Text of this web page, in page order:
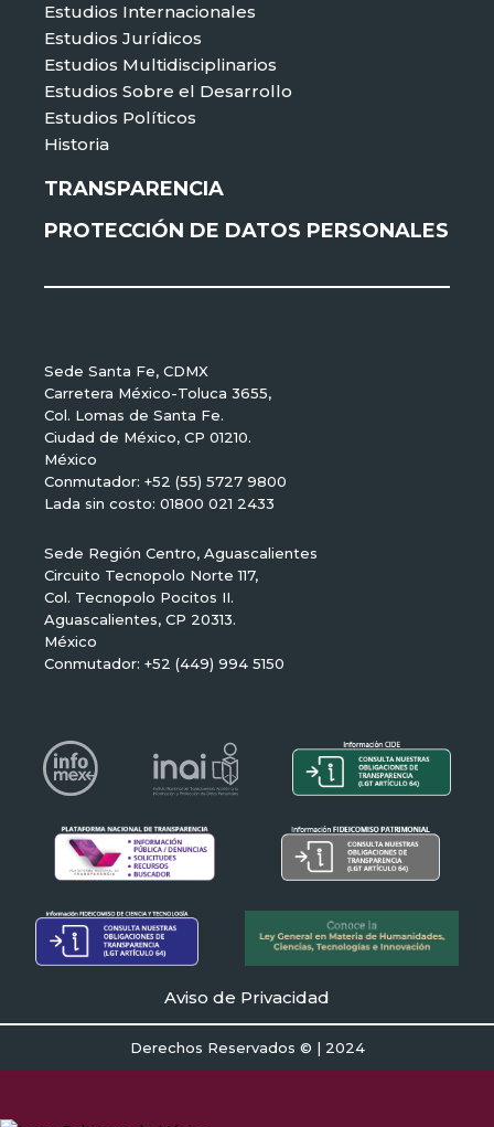
Estudios Internacionales
Estudios Jurídicos
Estudios Multidisciplinarios
Estudios Sobre el Desarrollo
Estudios Políticos
Historia
TRANSPARENCIA
PROTECCIÓN DE DATOS PERSONALES
Sede Santa Fe, CDMX
Carretera México-Toluca 3655,
Col. Lomas de Santa Fe.
Ciudad de México, CP 01210.
México
Conmutador: +52 (55) 5727 9800
Lada sin costo: 01800 021 2433
Sede Región Centro, Aguascalientes
Circuito Tecnopolo Norte 117,
Col. Tecnopolo Pocitos II.
Aguascalientes, CP 20313.
México
Conmutador: +52 (449) 994 5150
Aviso de Privacidad
Derechos Reservados © | 2024